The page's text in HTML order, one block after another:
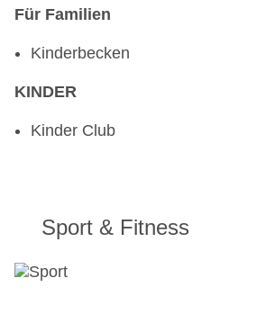
Für Familien
Kinderbecken
KINDER
Kinder Club
Sport & Fitness